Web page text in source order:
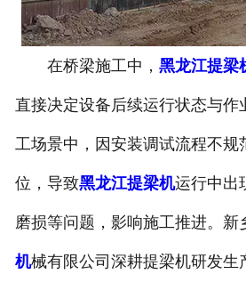
在桥梁施工中， 黑龙江提梁
直接决定设备后续运行状态与作
工场景中，因安装调试流程不规
位，导致黑龙江提梁机运行中出
磨损等问题，影响施工推进。新
机械有限公司深耕提梁机研发生